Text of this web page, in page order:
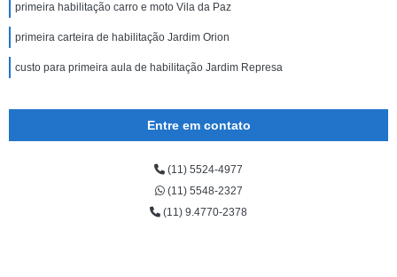
primeira habilitação carro e moto Vila da Paz
primeira carteira de habilitação Jardim Orion
custo para primeira aula de habilitação Jardim Represa
Entre em contato
(11) 5524-4977
(11) 5548-2327
(11) 9.4770-2378